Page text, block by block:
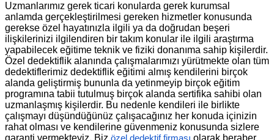
Uzmanlarımız gerek ticari konularda gerek kurumsal
anlamda gerçekleştirilmesi gereken hizmetler konusunda
gerekse özel hayatınızla ilgili ya da doğrudan beşeri
ilişkilerinizi ilgilendiren bir takım konular ile ilgili araştırma
yapabilecek eğitime teknik ve fiziki donanıma sahip kişilerdir.
Özel dedektiflik alanında çalışmalarımızı yürütmekte olan tüm
dedektiflerimiz dedektiflik eğitimi almış kendilerini birçok
alanda geliştirmiş bununla da yetinmeyip birçok eğitim
programına tabii tutulmuş birçok alanda sertifika sahibi olan
uzmanlaşmış kişilerdir. Bu nedenle kendileri ile birlikte
çalışmayı düşündüğünüz çalışacağınız her konuda içinizin
rahat olması ve kendilerine güvenmeniz konusunda sizlere
garanti vermekteyiz. Biz
olarak beraber